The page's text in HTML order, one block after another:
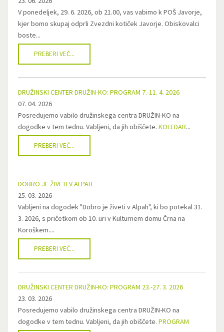
V ponedeljek, 29. 6. 2026, ob 21.00, vas vabimo k POŠ Javorje,
kjer bomo skupaj odprli Zvezdni kotiček Javorje. Obiskovalci
boste...
PREBERI VEČ...
DRUŽINSKI CENTER DRUŽIN-KO: PROGRAM 7.-11. 4. 2026
07. 04. 2026
Posredujemo vabilo družinskega centra DRUŽIN-KO na
dogodke v tem tednu. Vabljeni, da jih obiščete. KOLEDAR...
PREBERI VEČ...
DOBRO JE ŽIVETI V ALPAH
25. 03. 2026
Vabljeni na dogodek "Dobro je živeti v Alpah", ki bo potekal 31.
3. 2026, s pričetkom ob 10. uri v Kulturnem domu Črna na
Koroškem....
PREBERI VEČ...
DRUŽINSKI CENTER DRUŽIN-KO: PROGRAM 23.-27. 3. 2026
23. 03. 2026
Posredujemo vabilo družinskega centra DRUŽIN-KO na
dogodke v tem tednu. Vabljeni, da jih obiščete. PROGRAM